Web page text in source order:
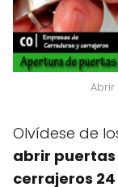
Olvídese de
abrir puertas
cerrajeros